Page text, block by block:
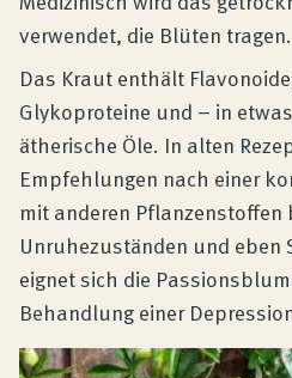
verwendet, die Blüten tragen.
Das Kraut enthält
Glykoproteine und – in
ätherische Öle. In alten
Empfehlungen nach einer
mit anderen Pflanzenstoffen
Unruhezuständen und eben
eignet sich die
Behandlung einer